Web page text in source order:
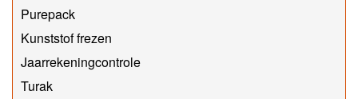
Purepack
Kunststof frezen
Jaarrekeningcontrole
Turak